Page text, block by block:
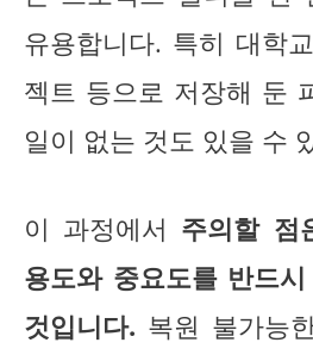
유용합니다. 특히 대학
젝트 등으로 저장해 둔
일이 없는 것도 있을 수
이 과정에서 주의할 점
용도와 중요도를 반드
것입니다. 복원 불가능